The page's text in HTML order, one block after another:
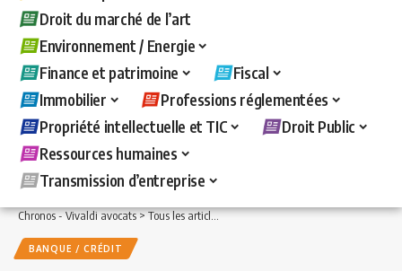
Droit du marché de l’art
Environnement / Energie
Finance et patrimoine
Fiscal
Immobilier
Professions réglementées
Propriété intellectuelle et TIC
Droit Public
Ressources humaines
Transmission d’entreprise
Chronos - Vivaldi avocats>Tous les articles >Banque / Crédit>La banque et
BANQUE / CRÉDIT